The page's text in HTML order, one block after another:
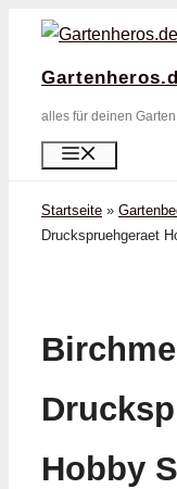
Zum
springen
alles für deinen Garten
Startseite »
Druckspruehgeraet
Hobby